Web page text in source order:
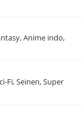
Anime indo,
Fi, Seinen, Super